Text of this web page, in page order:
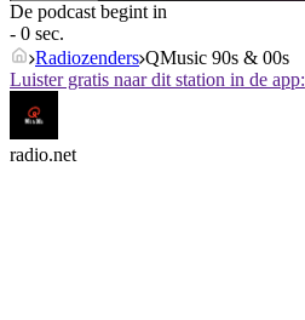
De podcast begint in
- 0 sec.
Radiozenders QMusic 90s & 00s
Luister gratis naar dit station in de app:
radio.net